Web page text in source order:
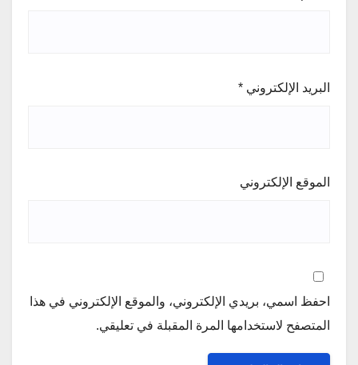
البريد الإلكتروني *
الموقع الإلكتروني
احفظ اسمي، بريدي الإلكتروني، والموقع الإلكتروني في هذا
المتصفح لاستخدامها المرة المقبلة في تعليقي.